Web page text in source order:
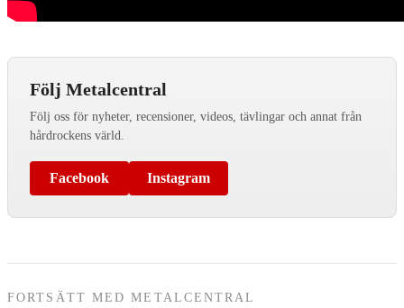
Följ Metalcentral
Följ oss för nyheter, recensioner, videos, tävlingar och annat från
hårdrockens värld.
Facebook Instagram
FORTSÄTT MED METALCENTRAL